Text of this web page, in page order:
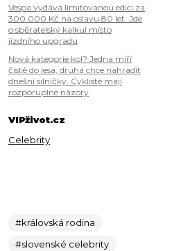
Vespa vydává limitovanou edici za
300 000 Kč na oslavu 80 let. Jde
o sběratelský kalkul místo
jízdního upgradu
Nová kategorie kol? Jedna míří
čistě do lesa, druhá chce nahradit
dnešní silničky. Cyklisté mají
rozporuplné názory
VIPživot.cz
Celebrity
#královská rodina
#slovenské celebrity